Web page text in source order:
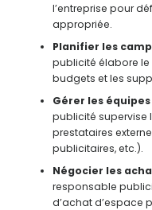
l’entreprise pour
appropriée.
Planifier les
publicité élabore
budgets et les
Gérer les
publicité supervise
prestataires
publicitaires, etc.).
Négocier les
responsable
d’achat d’espace